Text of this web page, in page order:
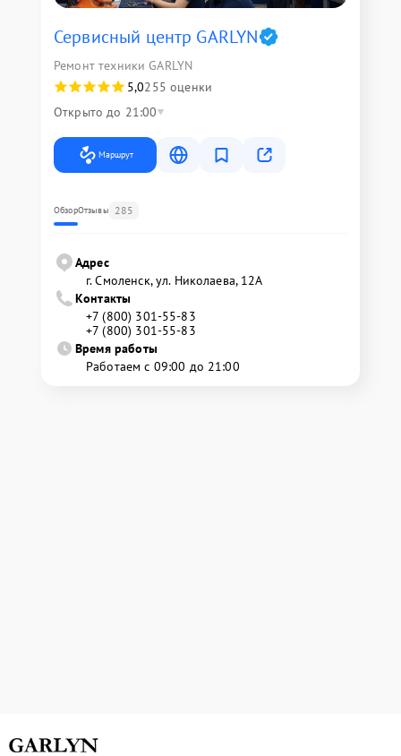
Сервисный центр GARLYN
Ремонт техники GARLYN
5,0255 оценки
Открыто до 21:00
Маршрут
ОбзорОтзывы 285
Адрес
г. Смоленск, ул. Николаева, 12А
Контакты
+7 (800) 301-55-83
+7 (800) 301-55-83
Время работы
Работаем с 09:00 до 21:00